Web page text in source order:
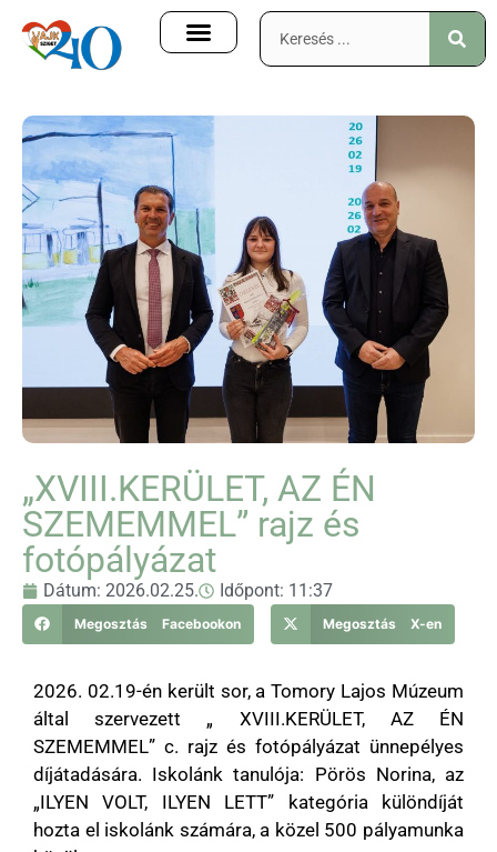
„XVIII.KERÜLET, AZ ÉN
SZEMEMMEL” rajz és
fotópályázat
Dátum: 2026.02.25. Időpont: 11:37
Megosztás Facebookon Megosztás X-en
2026. 02.19-én került sor, a Tomory Lajos Múzeum
által szervezett „ XVIII.KERÜLET, AZ ÉN
SZEMEMMEL” c. rajz és fotópályázat ünnepélyes
díjátadására. Iskolánk tanulója: Pörös Norina, az
„ILYEN VOLT, ILYEN LETT” kategória különdíját
hozta el iskolánk számára, a közel 500 pályamunka